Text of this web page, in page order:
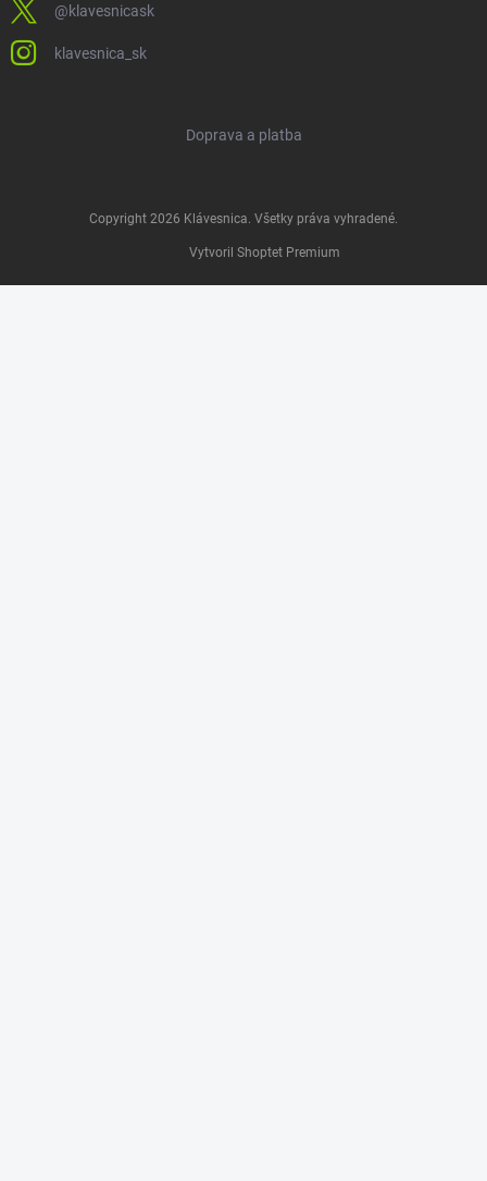
@klavesnicask
klavesnica_sk
Doprava a platba
Vytvoril Shoptet Premium
Copyright 2026 Klávesnica. Všetky práva vyhradené.